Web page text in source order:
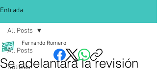
Entrada
All Posts
Noticias
All Posts
Se adelantará la revisión
Fernando Romero